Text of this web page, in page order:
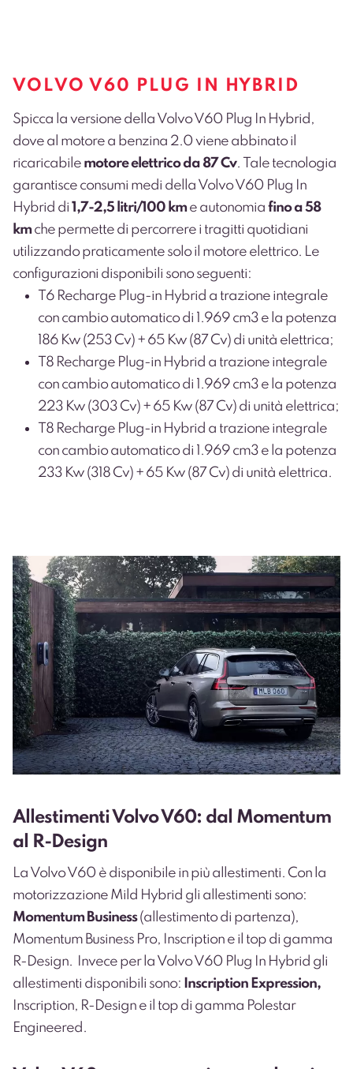
VOLVO V60 PLUG IN HYBRID
Spicca la versione della Volvo V60 Plug In Hybrid,
dove al motore a benzina 2.0 viene abbinato il
ricaricabile motore elettrico da 87 Cv.
Tale tecnologia
garantisce consumi medi della Volvo V60 Plug In
Hybrid di 1,7-2,5 litri/100 kme autonomia fino a 58
kmche permette di percorrere i tragitti quotidiani
utilizzando praticamente solo il motore elettrico. Le
configurazioni disponibili sono seguenti:
T6 Recharge Plug-in Hybrid a trazione integrale
con cambio automatico di 1.969 cm3 e la potenza
186 Kw (253 Cv) + 65 Kw (87 Cv) di unità elettrica;
T8 Recharge Plug-in Hybrid a trazione integrale
con cambio automatico di 1.969 cm3 e la potenza
223 Kw (303 Cv) + 65 Kw (87 Cv) di unità elettrica;
T8 Recharge Plug-in Hybrid a trazione integrale
con cambio automatico di 1.969 cm3 e la potenza
233 Kw (318 Cv) + 65 Kw (87 Cv) di unità elettrica.
Allestimenti Volvo V60: dal Momentum
al R-Design
La Volvo V60 è disponibile in più allestimenti. Con la
motorizzazione Mild Hybrid gli allestimenti sono:
Momentum Business(allestimento di partenza),
Momentum Business Pro, Inscription e il top di gamma
R-Design.
Invece per la Volvo V60 Plug In Hybrid gli
allestimenti disponibili sono: Inscription Expression,
Inscription, R-Design e il top di gamma Polestar
Engineered.